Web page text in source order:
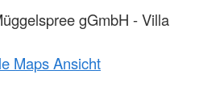
gGmbH - Villa
Maps Ansicht